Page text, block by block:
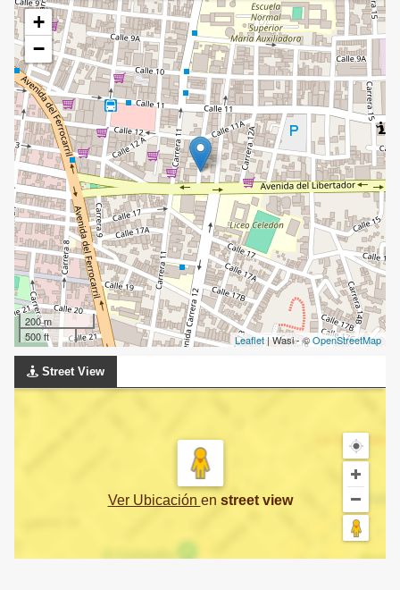
+
−
200 m
500 ft
Leaflet| Wasi - ©OpenStreetMap
Street View
Ver Ubicación en street view